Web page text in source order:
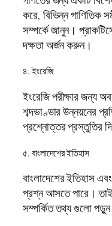
করে, বিভিন্ন গাণিতিক
সম্পর্কে জানুন।
দক্ষতা অর্জন করুন।
৪. ইংরেজি
ইংরেজি পরীক্ষার জন্য
শব্দভাণ্ডার উন্নয়নের
প্রশ্নোত্তর প্রস্তুতির
৫. বাংলাদেশের ইতিহাস
বাংলাদেশের ইতিহাস
প্রশ্ন আসতে পারে। তাই
সম্পর্কিত তথ্য গুলো